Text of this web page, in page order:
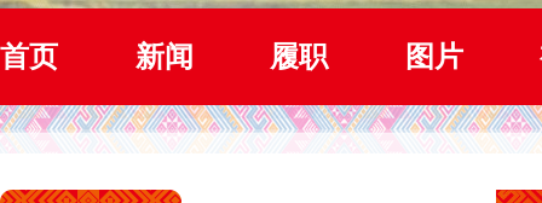
首页 新闻 履职 图片